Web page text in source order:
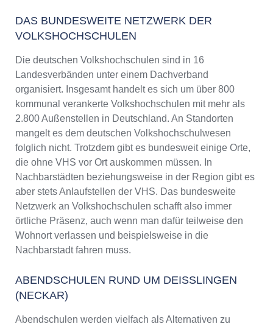
DAS BUNDESWEITE NETZWERK DER
VOLKSHOCHSCHULEN
Die deutschen Volkshochschulen sind in 16
Landesverbänden unter einem Dachverband
organisiert. Insgesamt handelt es sich um über 800
kommunal verankerte Volkshochschulen mit mehr als
2.800 Außenstellen in Deutschland. An Standorten
mangelt es dem deutschen Volkshochschulwesen
folglich nicht. Trotzdem gibt es bundesweit einige Orte,
die ohne VHS vor Ort auskommen müssen. In
Nachbarstädten beziehungsweise in der Region gibt es
aber stets Anlaufstellen der VHS. Das bundesweite
Netzwerk an Volkshochschulen schafft also immer
örtliche Präsenz, auch wenn man dafür teilweise den
Wohnort verlassen und beispielsweise in die
Nachbarstadt fahren muss.
ABENDSCHULEN RUND UM DEISSLINGEN (
NECKAR)
Abendschulen werden vielfach als Alternativen zu